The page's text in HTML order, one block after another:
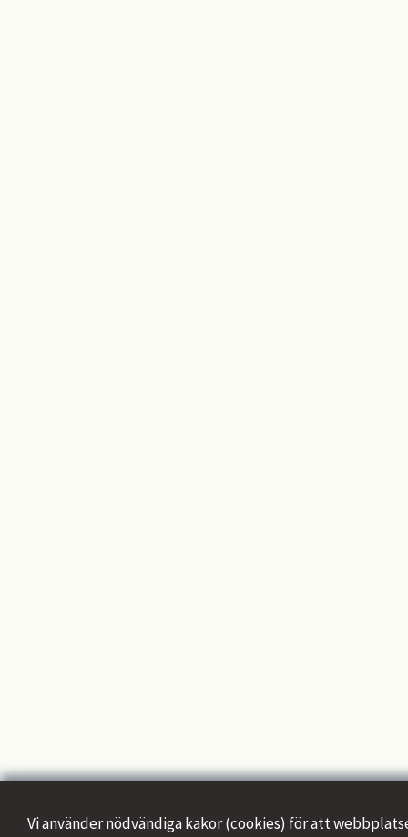
Vi använder nödvändiga kakor (cookies) för att